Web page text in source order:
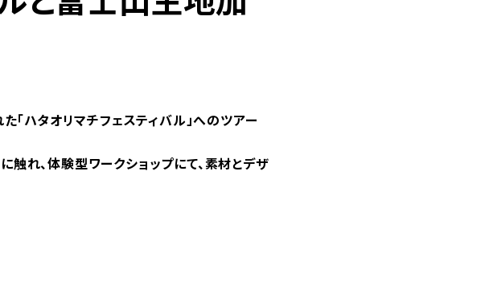
「ハタオリマチフェスティバル」へのツアー
れ、体験型ワークショップにて、素材とデザ